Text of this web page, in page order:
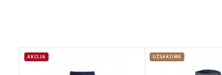
AKCIJA UŽSAKOMA